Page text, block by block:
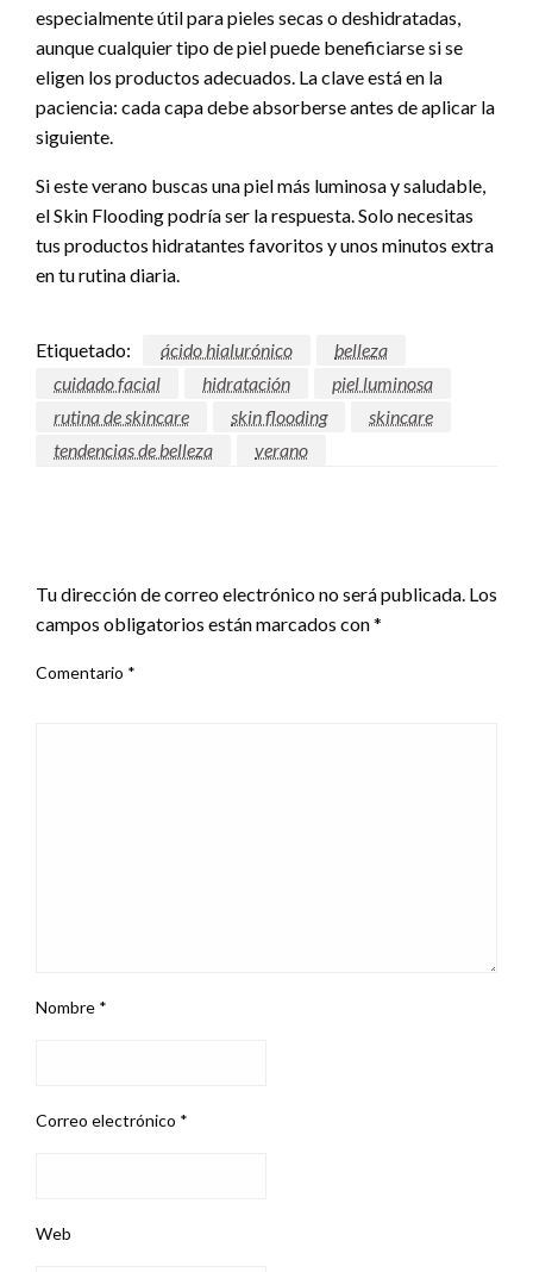
especialmente útil para pieles secas o deshidratadas,
aunque cualquier tipo de piel puede beneficiarse si se
eligen los productos adecuados. La clave está en la
paciencia: cada capa debe absorberse antes de aplicar la
siguiente.
Si este verano buscas una piel más luminosa y saludable,
el Skin Flooding podría ser la respuesta. Solo necesitas
tus productos hidratantes favoritos y unos minutos extra
en tu rutina diaria.
Etiquetado: ácido hialurónico
belleza
cuidado facial
hidratación
piel luminosa
rutina de skincare
skin flooding
skincare
tendencias de belleza
verano
Tu dirección de correo electrónico no será publicada. Los
campos obligatorios están marcados con*
Comentario *
Nombre *
Correo electrónico *
Web